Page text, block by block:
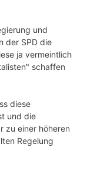
und
der SPD die
ja vermeintlich
schaffen
diese
und die
zu einer höheren
Regelung